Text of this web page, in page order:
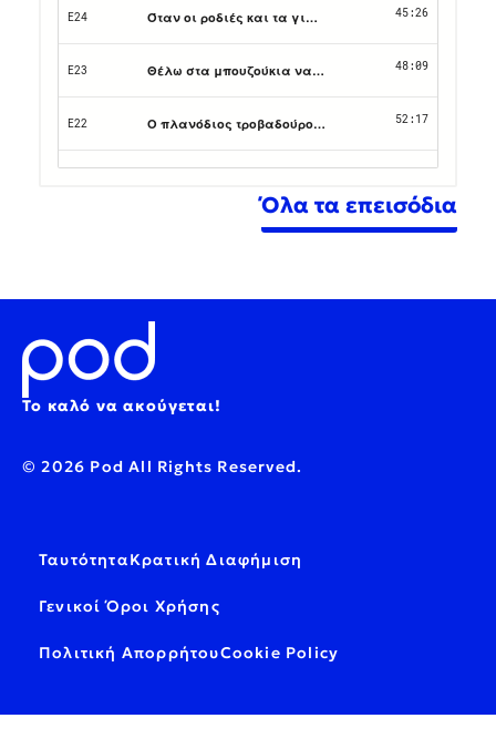
Όλα τα επεισόδια
Το καλό να ακούγεται!
© 2026 Pod All Rights Reserved.
ΤαυτότηταΚρατική Διαφήμιση
Γενικοί Όροι Χρήσης
Πολιτική ΑπορρήτουCookie Policy